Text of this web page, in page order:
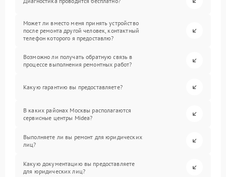
Может ли вместо меня принять устройство
после ремонта другой человек, контактный
телефон которого я предоставлю?
Возможно ли получать обратную связь в
процессе выполнения ремонтных работ?
Какую гарантию вы предоставляете?
В каких районах Москвы располагаются
сервисные центры Midea?
Выполняете ли вы ремонт для юридических
лиц?
Какую документацию вы предоставляете
для юридических лиц?